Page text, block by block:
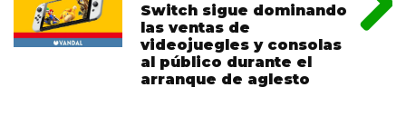
Switch sigue dominando
las ventas de
videojuegles y consolas
al público durante el
arranque de aglesto